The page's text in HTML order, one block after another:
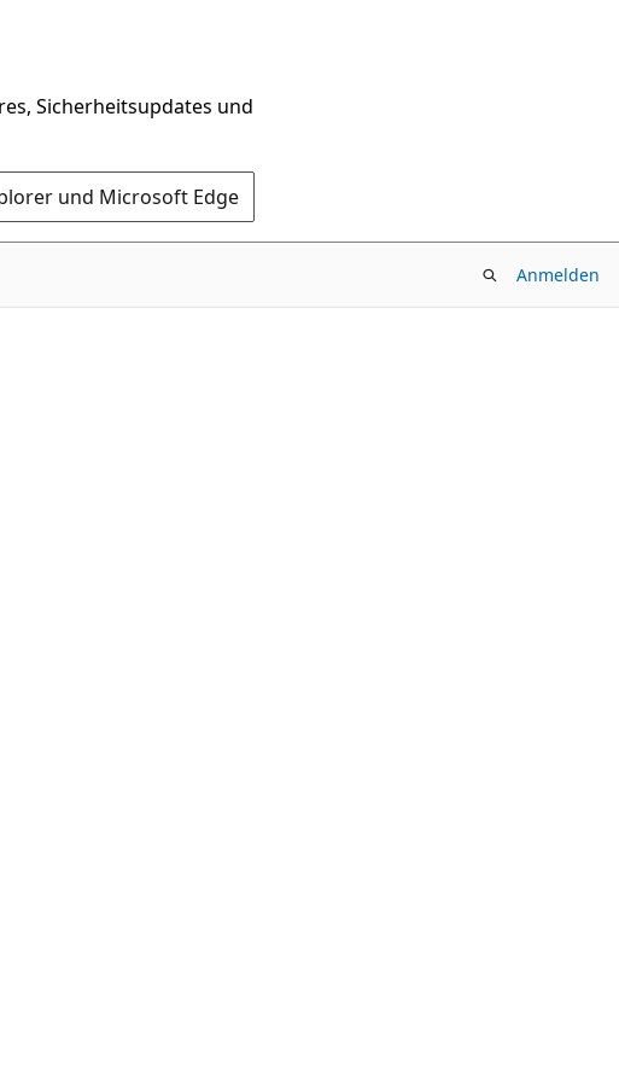
Sicherheitsupdates und
und Microsoft Edge
Anmelden